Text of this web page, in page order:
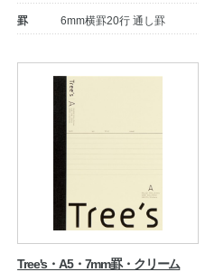
罫 6mm横罫20行 通し罫
Tree's・A5・7mm罫・クリーム